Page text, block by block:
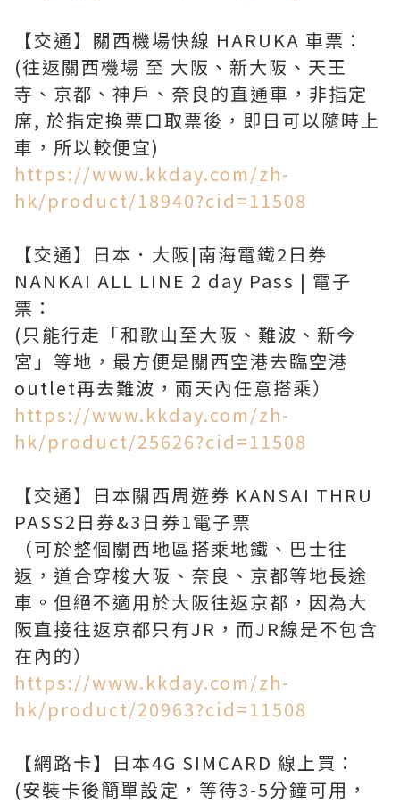
【交通】關西機場快線 HARUKA 車票：
(往返關西機場 至 大阪、新大阪、天王
寺、京都、神戶、奈良的直通車，非指定
席, 於指定換票口取票後，即日可以隨時上
https://www.kkday.com/zh-
hk/product/18940?cid=11508
【交通】日本．大阪|南海電鐵2日券
NANKAI ALL LINE 2 day Pass | 電子
票：
(只能行走「和歌山至大阪、難波、新今
宮」等地，最方便是關西空港去臨空港
https://www.kkday.com/zh-
hk/product/25626?cid=11508
【交通】日本關西周遊券 KANSAI THRU
PASS2日券&3日券1電子票
（可於整個關西地區搭乘地鐵、巴士往
返，道合穿梭大阪、奈良、京都等地長途
車。但絕不適用於大阪往返京都，因為大
阪直接往返京都只有JR，而JR線是不包含
https://www.kkday.com/zh-
hk/product/20963?cid=11508
【網路卡】日本4G SIMCARD 線上買：
(安裝卡後簡單設定，等待3-5分鐘可用，